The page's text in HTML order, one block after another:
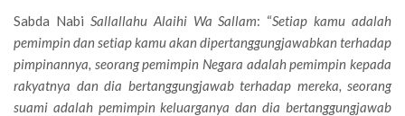
Sabda Nabi Sallallahu Alaihi Wa Sallam: “Setiap kamu adalah
pemimpin dan setiap kamu akan dipertanggungjawabkan terhadap
pimpinannya, seorang pemimpin Negara adalah pemimpin kepada
rakyatnya dan dia bertanggungjawab terhadap mereka, seorang
suami adalah pemimpin keluarganya dan dia bertanggungjawab